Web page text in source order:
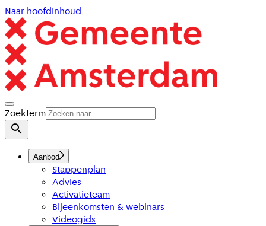
Naar hoofdinhoud
Zoekterm
Aanbod
Stappenplan
Advies
Activatieteam
Bijeenkomsten & webinars
Videogids